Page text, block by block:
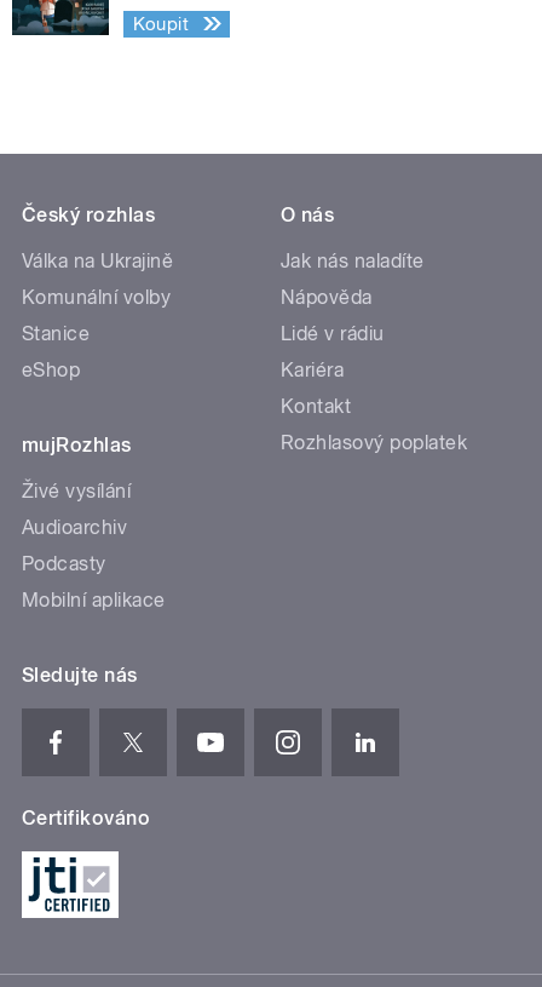
Koupit
Český rozhlas
Válka na Ukrajině
Komunální volby
Stanice
eShop
mujRozhlas
Živé vysílání
Audioarchiv
Podcasty
Mobilní aplikace
O nás
Jak nás naladíte
Nápověda
Lidé v rádiu
Kariéra
Kontakt
Rozhlasový poplatek
Sledujte nás
Certifikováno